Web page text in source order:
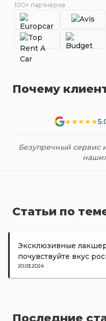
100+ партнёров
Почему
★★★★★
Безупречный сервис
Статьи по
Эксклюзивные
почувствуйте вкус
20.03.2024
Последние